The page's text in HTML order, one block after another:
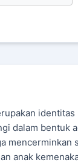
dalam bentuk
anak